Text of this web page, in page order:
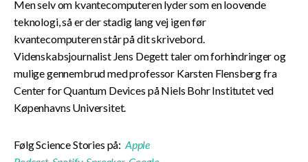
Men selv om kvantecomputeren lyder som en loovende
teknologi, så er der stadig lang vej igen før
kvantecomputeren står på dit skrivebord.
Videnskabsjournalist Jens Degett taler om forhindringer og
mulige gennembrud med professor Karsten Flensberg fra
Center for Quantum Devices på Niels Bohr Institutet ved
Køpenhavns Universitet.
Følg Science Stories på: Apple